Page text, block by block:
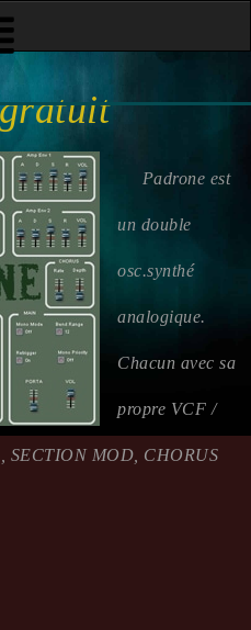
Padrone est
un double
osc.synthé
analogique.
Chacun avec sa
propre VCF /
SECTION MOD, CHORUS